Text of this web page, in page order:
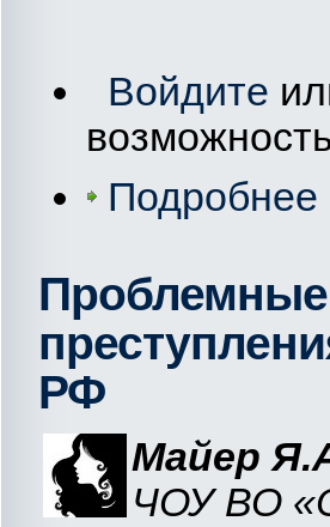
Войдите
Подробнее
РФ
Майер
ЧОУ ВО